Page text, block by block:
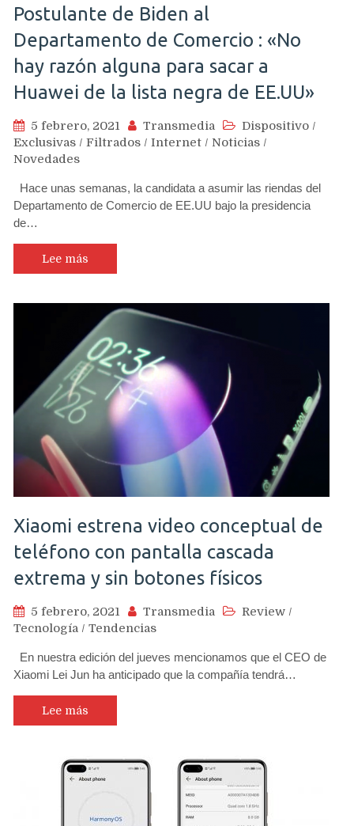
Postulante de Biden al
Departamento de Comercio : «No
hay razón alguna para sacar a
Huawei de la lista negra de EE.UU»
5 febrero, 2021 Transmedia Dispositivo /
Exclusivas / Filtrados / Internet / Noticias /
Novedades
Hace unas semanas, la candidata a asumir las riendas del
Departamento de Comercio de EE.UU bajo la presidencia
de…
Lee más
Xiaomi estrena video conceptual de
teléfono con pantalla cascada
extrema y sin botones físicos
5 febrero, 2021 Transmedia Review /
Tecnología / Tendencias
En nuestra edición del jueves mencionamos que el CEO de
Xiaomi Lei Jun ha anticipado que la compañía tendrá…
Lee más